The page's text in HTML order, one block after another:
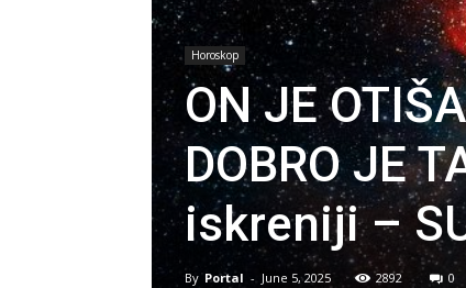
Horoskop
ON JE
DOBRO JE
iskreniji –
By Portal - June 5, 2025 2892 0